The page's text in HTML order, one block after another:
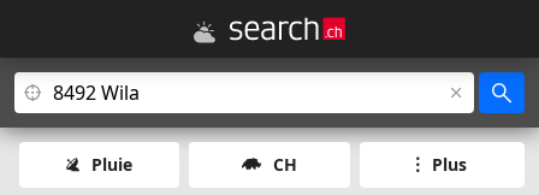
Pluie CH Plus